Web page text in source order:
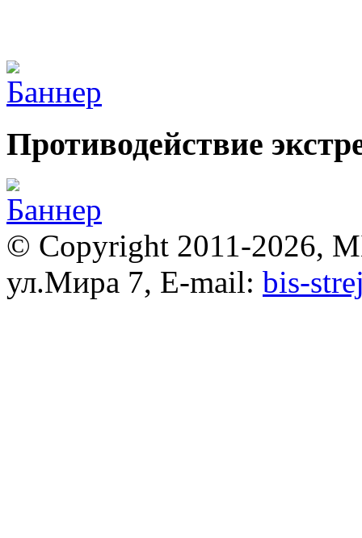
Противодействие
© Copyright 2011-2026,
ул.Мира 7, E-mail: bis-